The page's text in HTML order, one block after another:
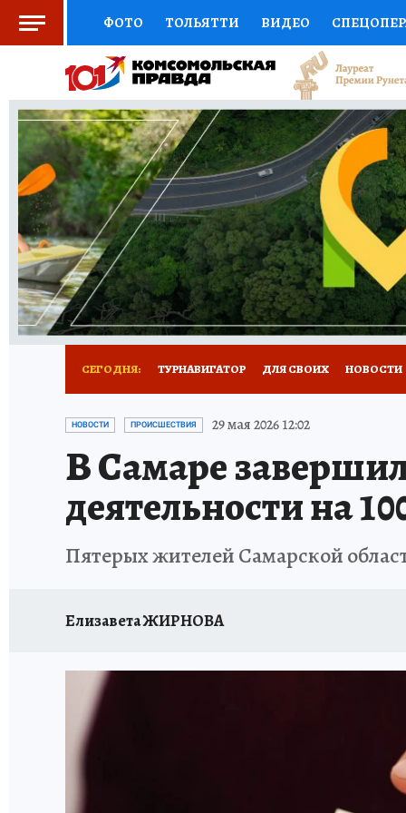
ФОТО ТОЛЬЯТТИ ВИДЕО
СОЦПОДДЕРЖКА НАУКА СПОРТ
ВЫБОР ЭКСПЕРТОВ ДОКТОР
КНИЖНАЯ ПОЛКА ПРОГНОЗЫ НА СПОРТ
ПРЕСС-ЦЕНТР НЕДВИЖИМОСТЬ
КОЛЛЕКЦИИ КП РЕКЛАМА ОБЪЯВЛЕНИЯ
СЕГОДНЯ: ТУРНАВИГАТОР ДЛЯ СВОИХ НОВОСТИ
НАДЕЖНЫЕ РАБОТОДАТЕЛИ
НОВЫЙ ГОД В САМАРЕ КП В МАХ
КУЙБЫШЕВ - ФРОНТУ ИТОГИ ГОДА-2024
ЗАПОВЕДНАЯ РОССИЯ СЧАСТЬЕ В СЕМЬЕ
НОВОСТИ ПРОИСШЕСТВИЯ 29 мая 2026 12:02
В Самаре
деятельности на
Пятерых жителей Самарской
Елизавета ЖИРНОВА